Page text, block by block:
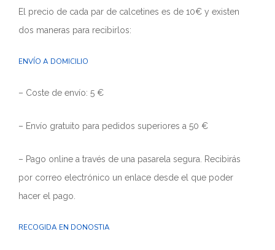
El precio de cada par de calcetines es de 10€ y existen
dos maneras para recibirlos:
ENVÍO A DOMICILIO
– Coste de envío: 5 €
– Envío gratuito para pedidos superiores a 50 €
– Pago online a través de una pasarela segura. Recibirás
por correo electrónico un enlace desde el que poder
hacer el pago.
RECOGIDA EN DONOSTIA